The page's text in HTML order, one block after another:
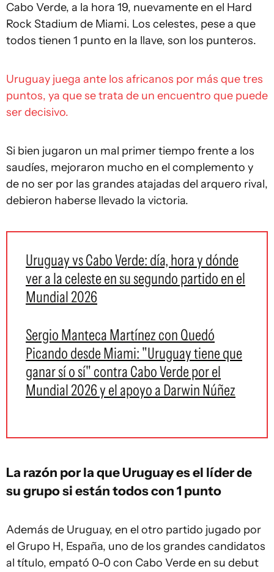
Cabo Verde, a la hora 19, nuevamente en el Hard
Rock Stadium de Miami. Los celestes, pese a que
todos tienen 1 punto en la llave, son los punteros.
Uruguay juega ante los africanos por más que tres
puntos, ya que se trata de un encuentro que puede
ser decisivo.
Si bien jugaron un mal primer tiempo frente a los
saudíes, mejoraron mucho en el complemento y
de no ser por las grandes atajadas del arquero rival,
debieron haberse llevado la victoria.
Uruguay vs Cabo Verde: día, hora y dónde
ver a la celeste en su segundo partido en el
Mundial 2026
Sergio Manteca Martínez con Quedó
Picando desde Miami: "Uruguay tiene que
ganar sí o sí" contra Cabo Verde por el
Mundial 2026 y el apoyo a Darwin Núñez
La razón por la que Uruguay es el líder de
su grupo si están todos con 1 punto
Además de Uruguay, en el otro partido jugado por
el Grupo H, España, uno de los grandes candidatos
al título, empató 0-0 con Cabo Verde en su debut